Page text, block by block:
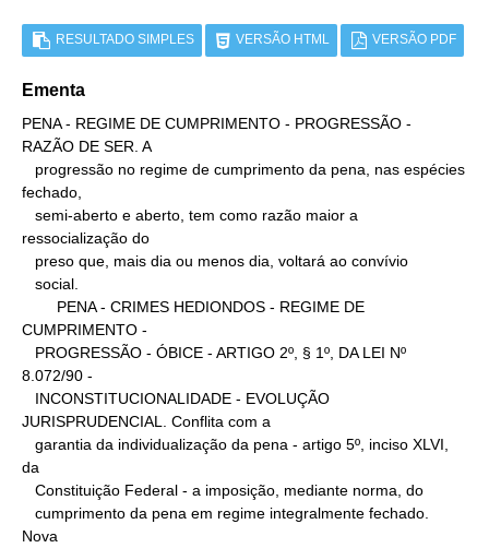
RESULTADO SIMPLES VERSÃO HTML VERSÃO PDF
Ementa
PENA - REGIME DE CUMPRIMENTO - PROGRESSÃO -
RAZÃO DE SER. A
fechado,
ressocialização do
CUMPRIMENTO -
8.072/90 -
JURISPRUDENCIAL. Conflita com a
da
Nova